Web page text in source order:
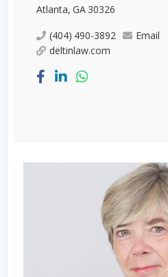
Atlanta, GA 30326
(404) 490-3892
Email
deltinlaw.com